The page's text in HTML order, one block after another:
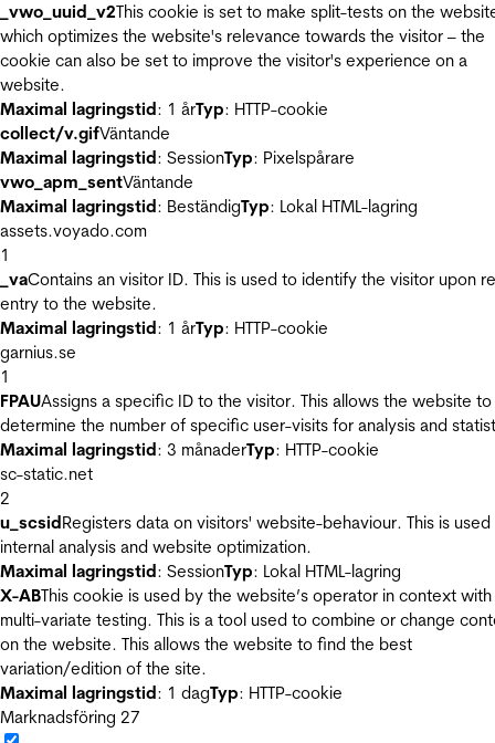
_vwo_uuid_v2This cookie is set to make split-tests on the
which optimizes the website's relevance towards the visitor – the
cookie can also be set to improve the visitor's experience on a
website.
Maximal lagringstid: 1 årTyp: HTTP-cookie
collect/v.gifVäntande
Maximal lagringstid: SessionTyp: Pixelspårare
vwo_apm_sentVäntande
Maximal lagringstid: BeständigTyp: Lokal HTML-lagring
assets.voyado.com
1
_vaContains an visitor ID. This is used to identify the visitor upon
entry to the website.
Maximal lagringstid: 1 årTyp: HTTP-cookie
garnius.se
1
FPAUAssigns a specific ID to the visitor. This allows the website to
determine the number of specific user-visits for analysis and
Maximal lagringstid: 3 månaderTyp: HTTP-cookie
sc-static.net
2
u_scsidRegisters data on visitors' website-behaviour. This is
internal analysis and website optimization.
Maximal lagringstid: SessionTyp: Lokal HTML-lagring
X-ABThis cookie is used by the website’s operator in context with
multi-variate testing. This is a tool used to combine or change
on the website. This allows the website to find the best
variation/edition of the site.
Maximal lagringstid: 1 dagTyp: HTTP-cookie
Marknadsföring 27